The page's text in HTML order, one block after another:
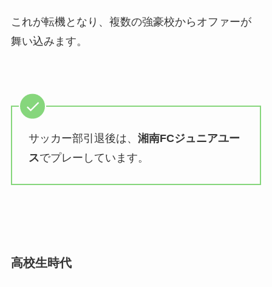
これが転機となり、複数の強豪校からオファーが
舞い込みます。
サッカー部引退後は、 湘南FCジュニアユー
スでプレーしています。
高校生時代